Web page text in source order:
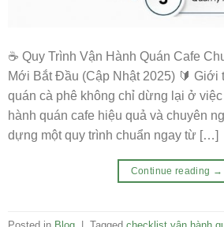
☕ Quy Trình Vận Hành Quán Cafe
Mới Bắt Đầu (Cập Nhật 2025) 🔰 Giới
quán cà phê không chỉ dừng lại ở
hành quán cafe hiệu quả và chuyên
dựng một quy trình chuẩn ngay từ […]
Continue reading →